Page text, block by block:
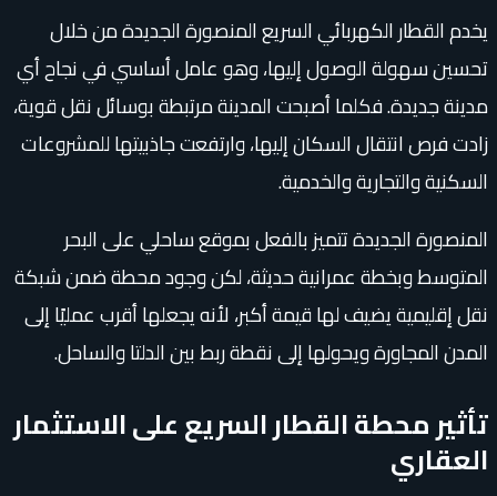
يخدم القطار الكهربائي السريع المنصورة الجديدة من خلال
تحسين سهولة الوصول إليها، وهو عامل أساسي في نجاح أي
مدينة جديدة. فكلما أصبحت المدينة مرتبطة بوسائل نقل قوية،
زادت فرص انتقال السكان إليها، وارتفعت جاذبيتها للمشروعات
السكنية والتجارية والخدمية.
المنصورة الجديدة تتميز بالفعل بموقع ساحلي على البحر
المتوسط وبخطة عمرانية حديثة، لكن وجود محطة ضمن شبكة
نقل إقليمية يضيف لها قيمة أكبر، لأنه يجعلها أقرب عمليًا إلى
المدن المجاورة ويحولها إلى نقطة ربط بين الدلتا والساحل.
تأثير محطة القطار السريع على الاستثمار
العقاري